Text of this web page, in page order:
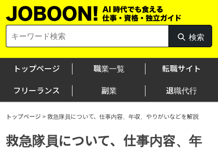
Skip
to
for:
検索
検
索
トップページ 職業一覧 転職サイト
フリーランス 副業 退職代行
トップページ > 救急隊員について、仕事内容、年収、やりがいなどを解説
救急隊員について、仕事内容、年